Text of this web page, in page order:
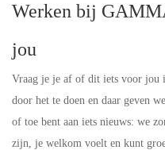
Werken bij
jou
Vraag je je af of dit iets voor jou
door het te doen en daar geven
of toe bent aan iets nieuws: we
zijn, je welkom voelt en kunt